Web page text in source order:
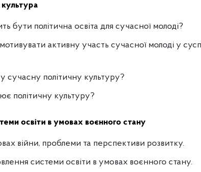
культура
бути політична освіта для сучасної молоді?
активну участь сучасної молоді у
сучасну політичну культуру?
політичну культуру?
освіти в умовах воєнного стану
війни, проблеми та перспективи розвитку.
системи освіти в умовах воєнного стану.